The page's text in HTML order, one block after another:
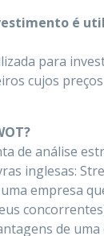
é
para
cujos
de análise
inglesas:
empresa
de